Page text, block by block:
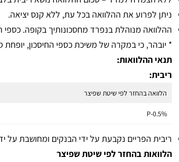
ניתן לפרוע את ההלוואה בכל עת, ללא קנס יציאה.
ההלוואה מנוהלת בנפרד מחסכונותיך בקופה.
* יובהר, כי במקרה של משיכת כספי החיסכון,
תנאי ההלוואות:
ריבית:
הלוואה בהחזר לפי שיטת שפיצר
P-0.5%
ריבית הפריים נקבעת על ידי הבנקים ומחושבת על
הלוואות בהחזר לפי שיטת שפיצר